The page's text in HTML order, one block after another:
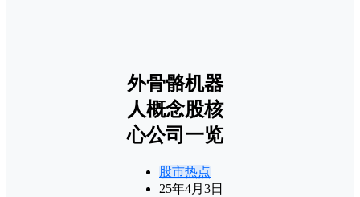
外骨骼机器
人概念股核
心公司一览
股市热点
25年4月3日